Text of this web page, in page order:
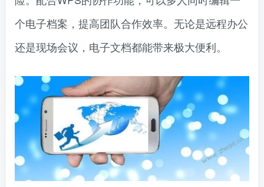
个电子档案，提高团队合作效率。无论是远程办公
还是现场会议，电子文档都能带来极大便利。